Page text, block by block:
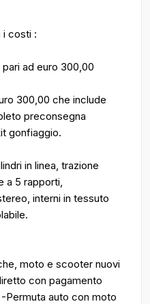
i costi :
ad euro 300,00
300,00 che include
preconsegna
gonfiaggio.
in linea, trazione
a 5 rapporti,
interni in tessuto
moto e scooter nuovi
con pagamento
Permuta auto con moto